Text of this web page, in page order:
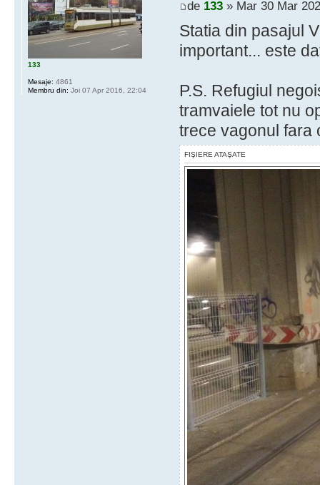
de 133» Mar 30 Mar
Statia din pasajul
important... este
P.S. Refugiul
tramvaiele tot nu
trece vagonul fara
FIŞIERE ATAŞATE
133
Mesaje: 4861
Membru din: Joi 07 Apr 2016, 22:04